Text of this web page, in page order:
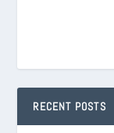
RECENT POSTS